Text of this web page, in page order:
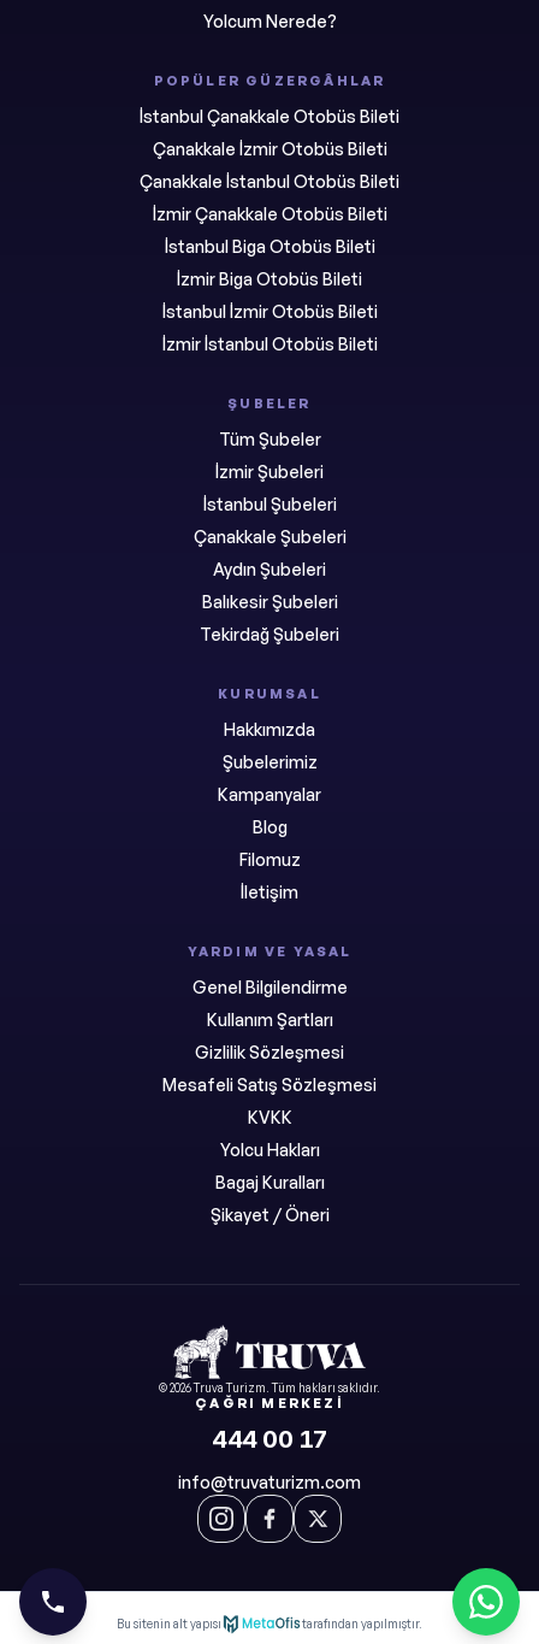
Yolcum Nerede?
POPÜLER GÜZERGÂHLAR
İstanbul Çanakkale Otobüs Bileti
Çanakkale İzmir Otobüs Bileti
Çanakkale İstanbul Otobüs Bileti
İzmir Çanakkale Otobüs Bileti
İstanbul Biga Otobüs Bileti
İzmir Biga Otobüs Bileti
İstanbul İzmir Otobüs Bileti
İzmir İstanbul Otobüs Bileti
ŞUBELER
Tüm Şubeler
İzmir Şubeleri
İstanbul Şubeleri
Çanakkale Şubeleri
Aydın Şubeleri
Balıkesir Şubeleri
Tekirdağ Şubeleri
KURUMSAL
Hakkımızda
Şubelerimiz
Kampanyalar
Blog
Filomuz
İletişim
YARDIM VE YASAL
Genel Bilgilendirme
Kullanım Şartları
Gizlilik Sözleşmesi
Mesafeli Satış Sözleşmesi
KVKK
Yolcu Hakları
Bagaj Kuralları
Şikayet / Öneri
©2026Truva Turizm . Tüm hakları saklıdır.
ÇAĞRI MERKEZI
444 00 17
info@truvaturizm.com
Bu sitenin alt yapısı tarafından yapılmıştır.